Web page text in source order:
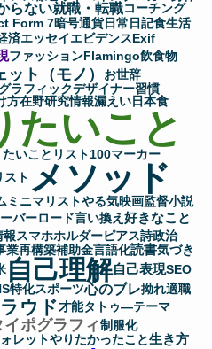
らない就職・転職コーチング
Form 7暗号通貨日常 日記食生活
済エッセイエビデンスExif
ファッションFlamingo飲食物
ット（モノ）
お世辞
グラフィックデザイナー習慣
方在野研究情報漏えい日本食
たいこと
たいことリスト100マーカー
スト メソッド
ミニマリストやる気映画監督小説
バーロード言い換え 好きなこと
報スマホホルダーピアス詩政治
業再構築補助金言語化読書気づき
自己理解自己表現SEO
特化スポーツ心のブレ拗れ適職
ウド才能タトゥ―テーマ
イポグラフィ制服化
レットやりたかったこと生き方